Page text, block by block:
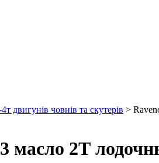
двигунів човнів та скутерів >
масло 2Т